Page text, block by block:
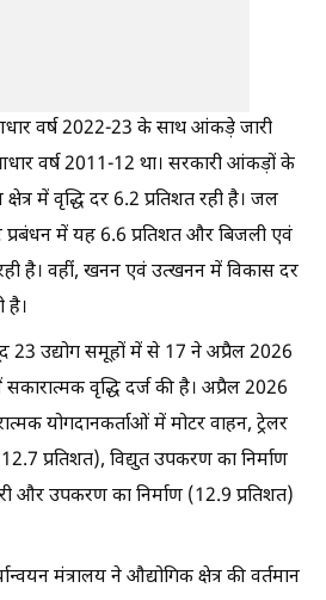
वर्ष 2022-23 के साथ आंकड़े जारी
वर्ष 2011-12 था। सरकारी आंकड़ों के
में वृद्धि दर 6.2 प्रतिशत रही है। जल
प्रबंधन में यह 6.6 प्रतिशत और बिजली एवं
है। वहीं, खनन एवं उत्खनन में विकास दर
है।
23 उद्योग समूहों में से 17 ने अप्रैल 2026
वृद्धि दर्ज की है। अप्रैल 2026
योगदानकर्ताओं में मोटर वाहन, ट्रेलर
प्रतिशत), विद्युत उपकरण का निर्माण
और उपकरण का निर्माण (12.9 प्रतिशत)
मंत्रालय ने औद्योगिक क्षेत्र की वर्तमान